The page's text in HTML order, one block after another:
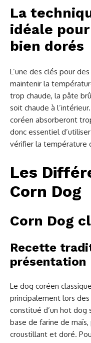
La
idéale
bien dorés
L’une des clés pour
maintenir la
trop chaude, la pâte
soit chaude à
coréen absorberont
donc essentiel
vérifier la température
Les
Corn Dog
Corn Dog
Recette
présentation
Le dog coréen
principalement lors
constitué d’un hot dog
base de farine de maïs,
croustillant et doré.